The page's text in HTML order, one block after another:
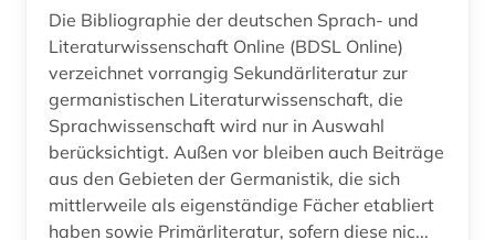
lateinamerika (1)
afrikaans (1)
afrikaforschung (2)
afrikanische sprachen (1)
afrikanistik (3)
Unbekannt (1)
Ungarn (51)
Vatikanstadt (9)
Zypern (6)
Die Bibliographie der deutschen Sprach- und
Literaturwissenschaft Online (BDSL Online)
verzeichnet vorrangig Sekundärliteratur zur
germanistischen Literaturwissenschaft, die
Sprachwissenschaft wird nur in Auswahl
berücksichtigt. Außen vor bleiben auch Beiträge
aus den Gebieten der Germanistik, die sich
mittlerweile als eigenständige Fächer etabliert
haben sowie Primärliteratur, sofern diese nic...